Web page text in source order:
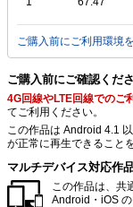
ご購入前にご利用環境
ご購入前にご確認くだ
4G回線やLTE回線でのご
てご利用ください。
この作品は Android 4.1
が正常に再生できること
マルチデバイス対応作
この作品は、共
Android・iOS